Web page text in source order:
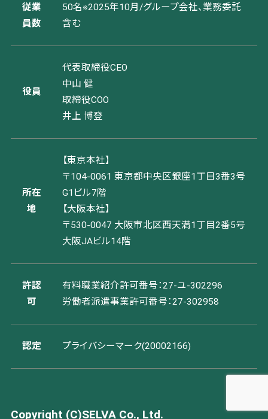
従業
員数
50名※2025年10月/グループ会社、業務委託
含む
役員
代表取締役CEO
中山 健
取締役COO
井上 博登
所在
地
【東京本社】
〒104-0061 東京都中央区銀座1丁目3番3号
G1ビル7階
【大阪本社】
〒530-0047 大阪市北区西天満1丁目2番5号
大阪JAビル14階
許認
可
有料職業紹介許可番号：27-ユ-302296
労働者派遣事業許可番号：27-302958
認定 プライバシーマーク(20002166)
Copyright (C)SELVA Co., Ltd.